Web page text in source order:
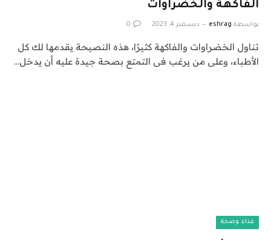
الفاكهة والخضراوات
بواسطة eshrag ديسمبر 4, 2023 0
تناول الخضراوات والفاكهة كثيرًا، هذه النصيحة يقدمها لك كل
الأطباء، وعلى من يرغب فى التمتع بصحة جيدة عليه أن يدخل…
غذاء وصحة